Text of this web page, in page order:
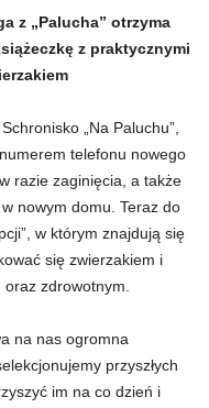
z „Palucha” otrzyma
z praktycznymi
„Na Paluchu”,
telefonu nowego
razie zaginięcia, a także
nowym domu. Teraz do
w którym znajdują się
się zwierzakiem i
zdrowotnym.
na nas ogromna
przyszłych
im na co dzień i